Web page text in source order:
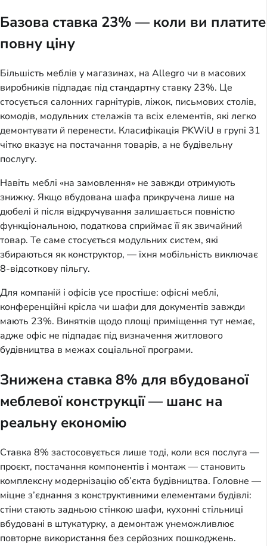
Базова ставка 23% — коли ви платите
повну ціну
Більшість меблів у магазинах, на Allegro чи в масових
виробників підпадає під стандартну ставку 23%. Це
стосується салонних гарнітурів, ліжок, письмових столів,
комодів, модульних стелажів та всіх елементів, які легко
демонтувати й перенести. Класифікація PKWiU в групі 31
чітко вказує на постачання товарів, а не будівельну
послугу.
Навіть меблі «на замовлення» не завжди отримують
знижку. Якщо вбудована шафа прикручена лише на
дюбелі й після відкручування залишається повністю
функціональною, податкова сприймає її як звичайний
товар. Те саме стосується модульних систем, які
збираються як конструктор, — їхня мобільність виключає
8-відсоткову пільгу.
Для компаній і офісів усе простіше: офісні меблі,
конференційні крісла чи шафи для документів завжди
мають 23%. Винятків щодо площі приміщення тут немає,
адже офіс не підпадає під визначення житлового
будівництва в межах соціальної програми.
Знижена ставка 8% для вбудованої
меблевої конструкції — шанс на
реальну економію
Ставка 8% застосовується лише тоді, коли вся послуга —
проєкт, постачання компонентів і монтаж — становить
комплексну модернізацію об’єкта будівництва. Головне —
міцне з’єднання з конструктивними елементами будівлі:
стіни стають задньою стінкою шафи, кухонні стільниці
вбудовані в штукатурку, а демонтаж унеможливлює
повторне використання без серйозних пошкоджень.